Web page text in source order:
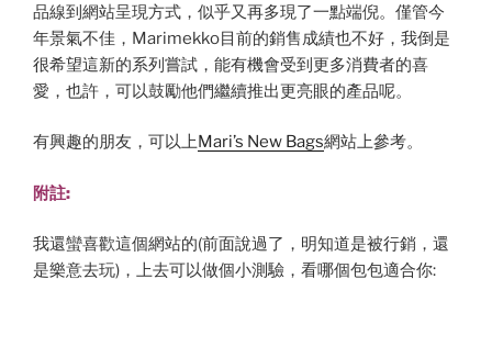
品線到網站呈現方式，似乎又再多現了一點端倪。僅管今
年景氣不佳，Marimekko目前的銷售成績也不好，我倒是
很希望這新的系列嘗試，能有機會受到更多消費者的喜
愛，也許，可以鼓勵他們繼續推出更亮眼的產品呢。
有興趣的朋友，可以上Mari’s New Bags網站上參考。
附註:
我還蠻喜歡這個網站的(前面說過了，明知道是被行銷，還
是樂意去玩)，上去可以做個小測驗，看哪個包包適合你: